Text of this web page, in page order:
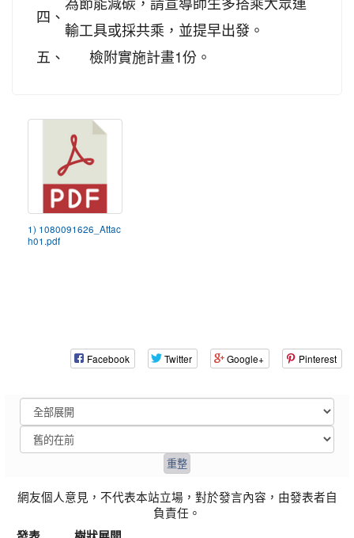
四、
輸工具或採共乘，並提早出發。
五、
檢附實施計畫1份。
1) 1080091626_Attac
h01.pdf
Facebook Twitter Google+ Pinterest
網友個人意見，不代表本站立場，對於發言內容，由發表者自
負責任。